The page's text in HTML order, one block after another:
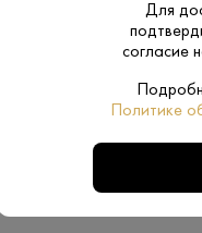
Для
согласие
Политике